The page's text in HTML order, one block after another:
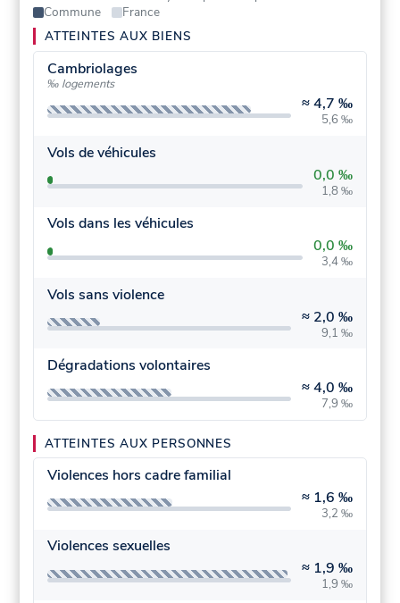
Commune
France
ATTEINTES AUX BIENS
Cambriolages
‰ logements
≈4,7 ‰
5,6 ‰
Vols de véhicules
0,0 ‰
1,8 ‰
Vols dans les véhicules
0,0 ‰
3,4 ‰
Vols sans violence
≈ 2,0 ‰
9,1 ‰
Dégradations volontaires
≈4,0 ‰
7,9 ‰
ATTEINTES AUX PERSONNES
Violences hors cadre familial
≈ 1,6 ‰
3,2 ‰
Violences sexuelles
≈ 1,9 ‰
1,9 ‰